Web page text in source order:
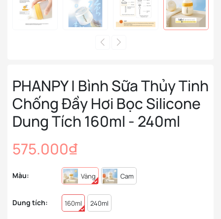
PHANPY | Bình Sữa Thủy Tinh
Chống Đầy Hơi Bọc Silicone
Dung Tích 160ml - 240ml
575.000₫
Màu: Vàng Cam
Dung tích: 160ml 240ml